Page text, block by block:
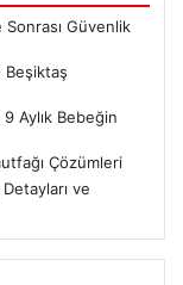
Sonrası Güvenlik
Beşiktaş
Aylık Bebeğin
Çözümleri
ve